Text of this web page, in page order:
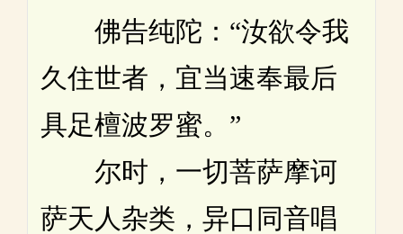
佛告纯陀：“汝欲令我
久住世者，宜当速奉最后
具足檀波罗蜜。”
尔时，一切菩萨摩诃
萨天人杂类，异口同音唱